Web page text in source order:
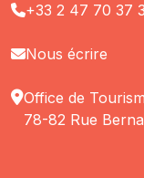
+33 2 47 70 37
Nous écrire
Office de
78-82 Rue